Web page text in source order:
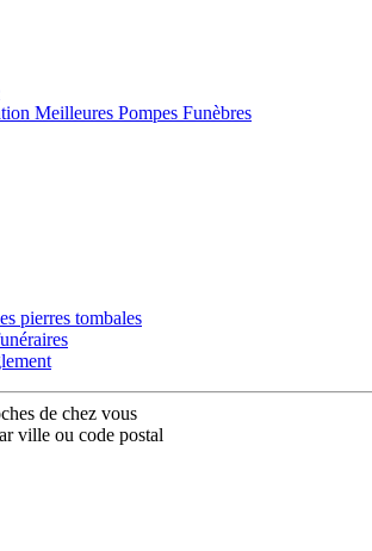
Meilleures Pompes Funèbres
pierres tombales
de chez vous
ville ou code postal